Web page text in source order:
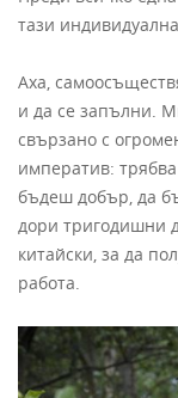
тази
Аха,
и да се запълни.
свързано с
императив:
бъдеш добър, да
дори тригодишни
китайски, за да
работа.